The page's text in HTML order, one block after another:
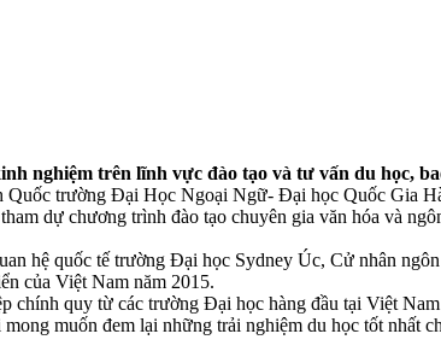
nghiệm trên lĩnh vực đào tạo và tư vấn du học,
Quốc trường Đại Học Ngoại Ngữ- Đại học Quốc Gia
dự chương trình đào tạo chuyên gia văn hóa và
hệ quốc tế trường Đại học Sydney Úc, Cử nhân
của Việt Nam năm 2015.
quy từ các trường Đại học hàng đầu tại Việt
muốn đem lại những trải nghiệm du học tốt nhất